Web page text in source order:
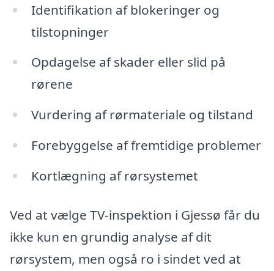
Identifikation af blokeringer og
tilstopninger
Opdagelse af skader eller slid på
rørene
Vurdering af rørmateriale og tilstand
Forebyggelse af fremtidige problemer
Kortlægning af rørsystemet
Ved at vælge TV-inspektion i Gjessø får du
ikke kun en grundig analyse af dit
rørsystem, men også ro i sindet ved at